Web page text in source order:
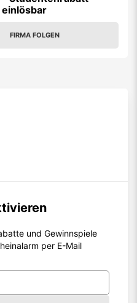
FIRMA FOLGEN
und Gewinnspiele
per E-Mail